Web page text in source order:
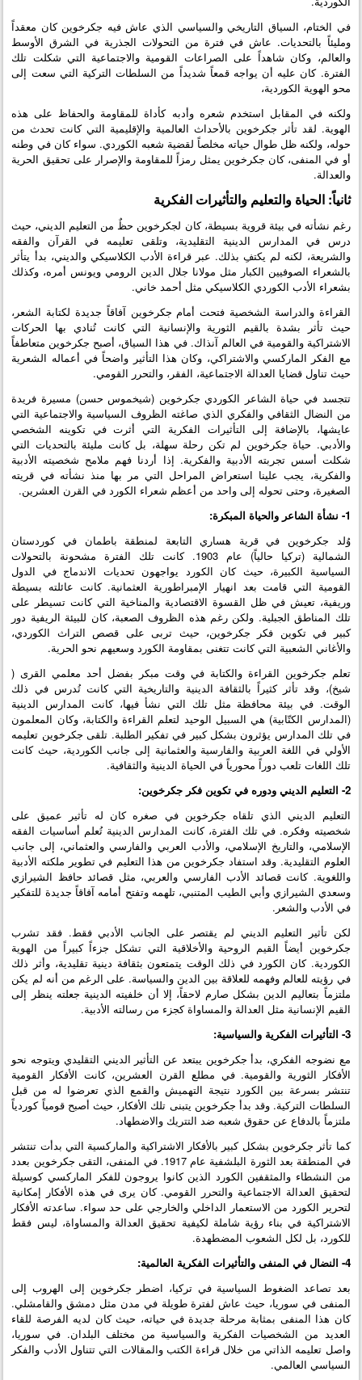
في الختام، السياق التاريخي والسياسي الذي عاش فيه جكرخوين كان معقداً
ومليئاً بالتحديات. عاش في فترة من التحولات الجذرية في الشرق الأوسط
والعالم، وكان شاهداً على الصراعات القومية والاجتماعية التي شكلت تلك
الفترة. كان عليه أن يواجه قمعاً شديداً من السلطات التركية التي سعت إلى
محو الهوية الكوردية،
ولكنه في المقابل استخدم شعره وأدبه كأداة للمقاومة والحفاظ على هذه
الهوية. لقد تأثر جكرخوين بالأحداث العالمية والإقليمية التي كانت تحدث من
حوله، ولكنه ظل طوال حياته مخلصاً لقضية شعبه الكوردي. سواء كان في وطنه
أو في المنفى، كان جكرخوين يمثل رمزاً للمقاومة والإصرار على تحقيق الحرية
والعدالة.
ثانياً: الحياة والتعليم والتأثيرات الفكرية
رغم نشأته في بيئة قروية بسيطة، كان لجكرخوين حظٌ من التعليم الديني، حيث
درس في المدارس الدينية التقليدية، وتلقى تعليمه في القرآن والفقه
والشريعة، لكنه لم يكتفِ بذلك. عبر قراءة الأدب الكلاسيكي والديني، بدأ يتأثر
بالشعراء الصوفيين الكبار مثل مولانا جلال الدين الرومي ويونس أمره، وكذلك
بشعراء الأدب الكوردي الكلاسيكي مثل أحمد خاني.
القراءة والدراسة الشخصية فتحت أمام جكرخوين آفاقاً جديدة لكتابة الشعر،
حيث تأثر بشدة بالقيم الثورية والإنسانية التي كانت تُنادي بها الحركات
الاشتراكية والقومية في العالم آنذاك. في هذا السياق، أصبح جكرخوين متعاطفاً
مع الفكر الماركسي والاشتراكي، وكان هذا التأثير واضحاً في أعماله الشعرية
حيث تناول قضايا العدالة الاجتماعية، الفقر، والتحرر القومي.
تتجسد في حياة الشاعر الكوردي جكرخوين (شيخموس حسن) مسيرة فريدة
من النضال الثقافي والفكري الذي صاغته الظروف السياسية والاجتماعية التي
عايشها، بالإضافة إلى التأثيرات الفكرية التي أثرت في تكوينه الشخصي
والأدبي. حياة جكرخوين لم تكن رحلة سهلة، بل كانت مليئة بالتحديات التي
شكلت أسس تجربته الأدبية والفكرية. إذا أردنا فهم ملامح شخصيته الأدبية
والفكرية، يجب علينا استعراض المراحل التي مر بها منذ نشأته في قريته
الصغيرة، وحتى تحوله إلى واحد من أعظم شعراء الكورد في القرن العشرين.
1- نشأة الشاعر والحياة المبكرة:
وُلد جكرخوين في قرية هساري التابعة لمنطقة باطمان في كوردستان
الشمالية (تركيا حالياً) عام 1903. كانت تلك الفترة مشحونة بالتحولات
السياسية الكبيرة، حيث كان الكورد يواجهون تحديات الاندماج في الدول
القومية التي قامت بعد انهيار الإمبراطورية العثمانية. كانت عائلته بسيطة
وريفية، تعيش في ظل القسوة الاقتصادية والمناخية التي كانت تسيطر على
تلك المناطق الجبلية. ولكن رغم هذه الظروف الصعبة، كان للبيئة الريفية دور
كبير في تكوين فكر جكرخوين، حيث تربى على قصص التراث الكوردي،
والأغاني الشعبية التي كانت تتغنى بمقاومة الكورد وسعيهم نحو الحرية.
تعلم جكرخوين القراءة والكتابة في وقت مبكر بفضل أحد معلمي القرى (
شيخ)، وقد تأثر كثيراً بالثقافة الدينية والتاريخية التي كانت تُدرس في ذلك
الوقت. في بيئة محافظة مثل تلك التي نشأ فيها، كانت المدارس الدينية
(المدارس الكتّابية) هي السبيل الوحيد لتعلم القراءة والكتابة، وكان المعلمون
في تلك المدارس يؤثرون بشكل كبير في تفكير الطلبة. تلقى جكرخوين تعليمه
الأولي في اللغة العربية والفارسية والعثمانية إلى جانب الكوردية، حيث كانت
تلك اللغات تلعب دوراً محورياً في الحياة الدينية والثقافية.
2- التعليم الديني ودوره في تكوين فكر جكرخوين:
التعليم الديني الذي تلقاه جكرخوين في صغره كان له تأثير عميق على
شخصيته وفكره. في تلك الفترة، كانت المدارس الدينية تُعلم أساسيات الفقه
الإسلامي، والتاريخ الإسلامي، والأدب العربي والفارسي والعثماني، إلى جانب
العلوم التقليدية. وقد استفاد جكرخوين من هذا التعليم في تطوير ملكته الأدبية
واللغوية. كانت قصائد الأدب الفارسي والعربي، مثل قصائد حافظ الشيرازي
وسعدي الشيرازي وأبي الطيب المتنبي، تلهمه وتفتح أمامه آفاقاً جديدة للتفكير
في الأدب والشعر.
لكن تأثير التعليم الديني لم يقتصر على الجانب الأدبي فقط. فقد تشرب
جكرخوين أيضاً القيم الروحية والأخلاقية التي تشكل جزءاً كبيراً من الهوية
الكوردية. كان الكورد في ذلك الوقت يتمتعون بثقافة دينية تقليدية، وأثر ذلك
في رؤيته للعالم وفهمه للعلاقة بين الدين والسياسة. على الرغم من أنه لم يكن
ملتزماً بتعاليم الدين بشكل صارم لاحقاً، إلا أن خلفيته الدينية جعلته ينظر إلى
القيم الإنسانية مثل العدالة والمساواة كجزء من رسالته الأدبية.
3- التأثيرات الفكرية والسياسية:
مع نضوجه الفكري، بدأ جكرخوين يبتعد عن التأثير الديني التقليدي ويتوجه نحو
الأفكار الثورية والقومية. في مطلع القرن العشرين، كانت الأفكار القومية
تنتشر بسرعة بين الكورد نتيجة التهميش والقمع الذي تعرضوا له من قبل
السلطات التركية. وقد بدأ جكرخوين يتبنى تلك الأفكار، حيث أصبح قومياً كوردياً
ملتزماً بالدفاع عن حقوق شعبه ضد التتريك والاضطهاد.
كما تأثر جكرخوين بشكل كبير بالأفكار الاشتراكية والماركسية التي بدأت تنتشر
في المنطقة بعد الثورة البلشفية عام 1917. في المنفى، التقى جكرخوين بعدد
من النشطاء والمثقفين الكورد الذين كانوا يروجون للفكر الماركسي كوسيلة
لتحقيق العدالة الاجتماعية والتحرر القومي. كان يرى في هذه الأفكار إمكانية
لتحرير الكورد من الاستعمار الداخلي والخارجي على حد سواء. ساعدته الأفكار
الاشتراكية في بناء رؤية شاملة لكيفية تحقيق العدالة والمساواة، ليس فقط
للكورد، بل لكل الشعوب المضطهدة.
4- النضال في المنفى والتأثيرات الفكرية العالمية:
بعد تصاعد الضغوط السياسية في تركيا، اضطر جكرخوين إلى الهروب إلى
المنفى في سوريا، حيث عاش لفترة طويلة في مدن مثل دمشق والقامشلي.
كان هذا المنفى بمثابة مرحلة جديدة في حياته، حيث كان لديه الفرصة للقاء
العديد من الشخصيات الفكرية والسياسية من مختلف البلدان. في سوريا،
واصل تعليمه الذاتي من خلال قراءة الكتب والمقالات التي تتناول الأدب والفكر
السياسي العالمي.